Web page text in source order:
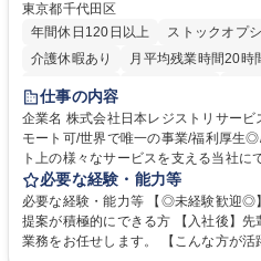
東京都千代田区
年間休日120日以上
ストックオプ
介護休暇あり
月平均残業時間20時
住宅手当あり
完全週休2日制
交通費支給 駅近5
仕事の内容
企業名 株式会社日本レジストリサービス 求人名 【総務】未経験歓迎
モート可/世界で唯一の事業/福利厚生◎/再雇用有 仕事の内
ト上の様々なサービスを支える当社
討、イベント運営などの幅広い業務を
や成長に貢献している部署です。 会社の全メンバーが安心して長く成果を
発揮できる環境を整えるために、毎日
新たな施策検討を積極的に行っていた
必要な経験・能力等
必要な経験・能力等 【◎未経験歓迎◎
提案が積極的にできる方 【入社後】
業務をお任せします。 【こんな方が活躍できる職種です】 ・仕組化が好